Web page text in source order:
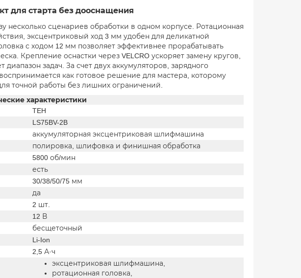
для старта без дооснащения
несколько сценариев обработки в одном корпусе. Ротационная
эксцентриковый ход 3 мм удобен для деликатной
с ходом 12 мм позволяет эффективнее прорабатывать
Крепление оснастки через VELCRO ускоряет замену кругов,
задач. За счет двух аккумуляторов, зарядного
как готовое решение для мастера, которому
точной работы без лишних ограничений.
характеристики
TEH
LS75BV-2B
аккумуляторная эксцентриковая шлифмашина
полировка, шлифовка и финишная обработка
5800 об/мин
есть
30/38/50/75 мм
да
2 шт.
12 В
бесщеточный
Li-Ion
2,5 А·ч
эксцентриковая шлифмашина,
ротационная головка,